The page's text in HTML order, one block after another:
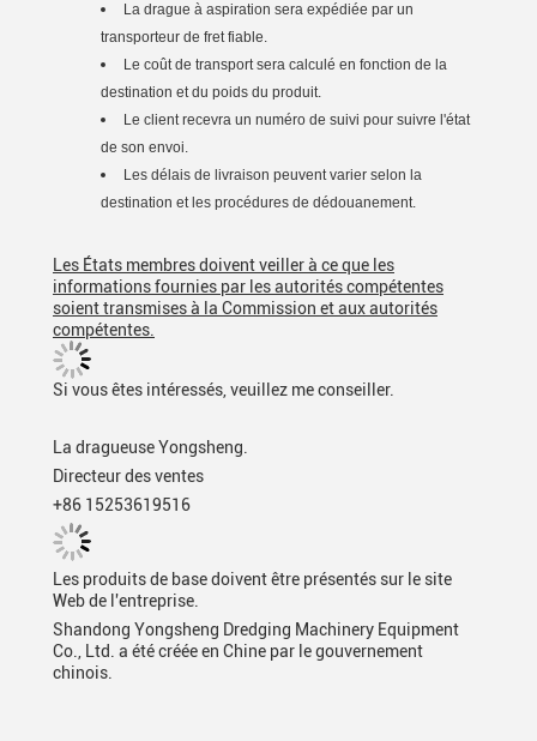
La drague à aspiration sera expédiée par un
transporteur de fret fiable.
Le coût de transport sera calculé en fonction de la
destination et du poids du produit.
Le client recevra un numéro de suivi pour suivre l'état
de son envoi.
Les délais de livraison peuvent varier selon la
destination et les procédures de dédouanement.
Les États membres doivent veiller à ce que les
informations fournies par les autorités compétentes
soient transmises à la Commission et aux autorités
compétentes.
Si vous êtes intéressés, veuillez me conseiller.
La dragueuse Yongsheng.
Directeur des ventes
+86 15253619516
Les produits de base doivent être présentés sur le site
Web de l'entreprise.
Shandong Yongsheng Dredging Machinery Equipment
Co., Ltd. a été créée en Chine par le gouvernement
chinois.